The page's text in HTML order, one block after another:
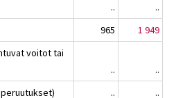
..
..
965
1 949
voitot tai
..
..
.. ..